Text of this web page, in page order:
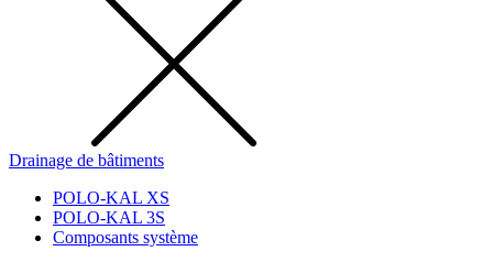
Drainage de bâtiments
POLO-KAL XS
POLO-KAL 3S
Composants système